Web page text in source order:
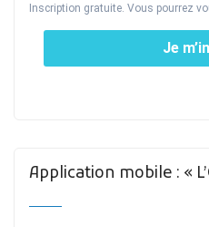
Inscription gratuite. Vous pourrez
Je
Application mobile : «